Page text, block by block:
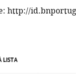
http://
LISTA